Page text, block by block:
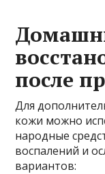
после
Для
кожи можно
народные
воспалений и
вариантов: